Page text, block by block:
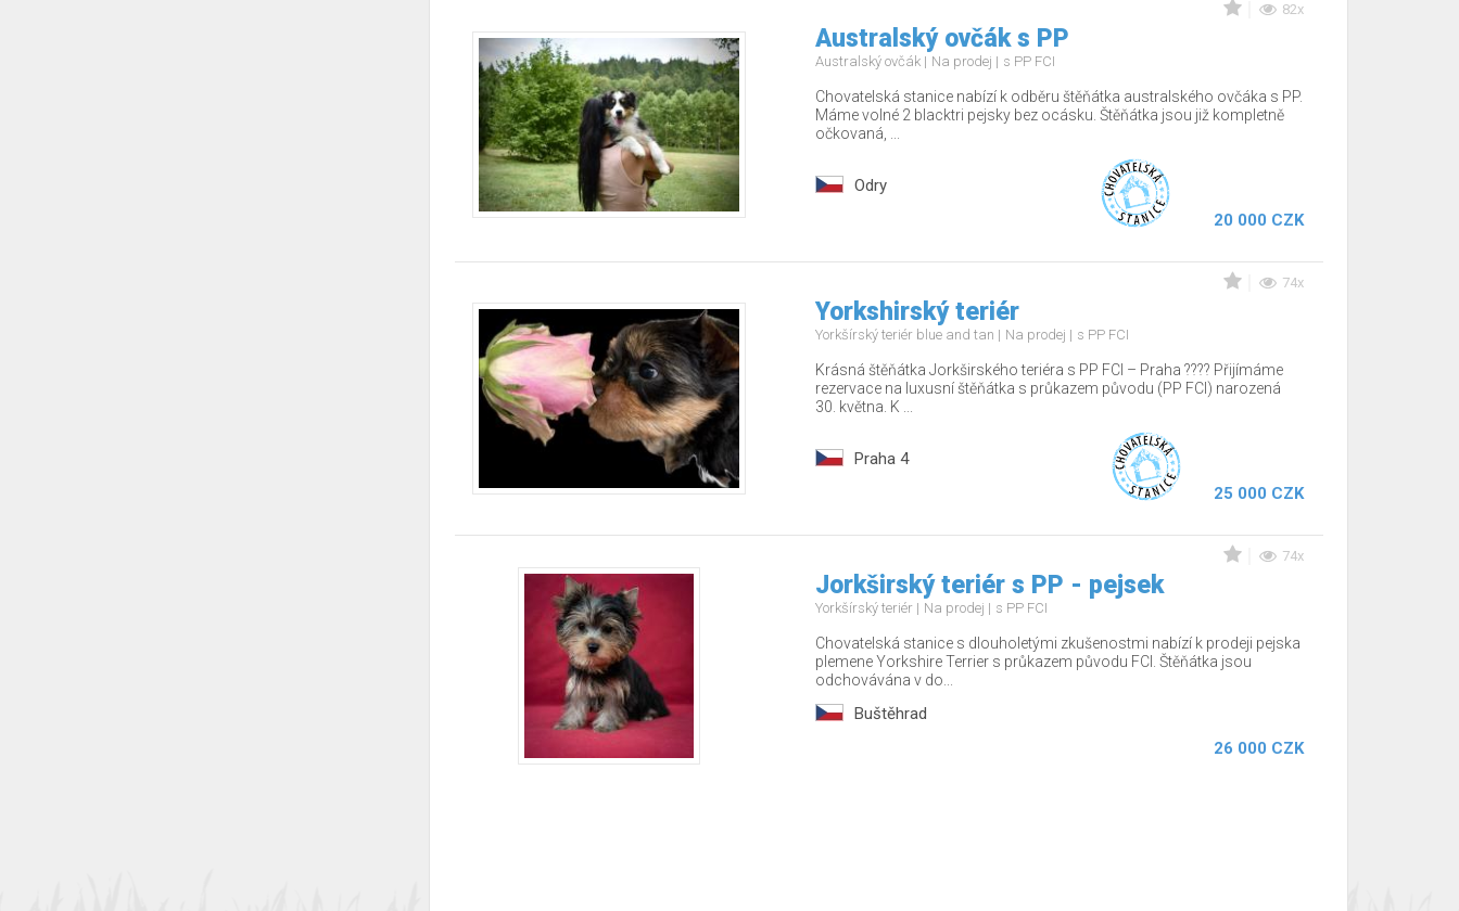
82x
Australský ovčák s PP
Australský ovčák Na prodej s PP FCI
Chovatelská stanice nabízí k odběru štěňátka australského ovčáka s PP.
Máme volné 2 blacktri pejsky bez ocásku. Štěňátka jsou již kompletně
očkovaná, ...
Odry
20 000 CZK
74x
Yorkshirský teriér
Yorkšírský teriér blue and tan Na prodej s PP FCI
Krásná štěňátka Jorkširského teriéra s PP FCI – Praha ???? Přijímáme
rezervace na luxusní štěňátka s průkazem původu (PP FCI) narozená
30. května. K ...
Praha 4
25 000 CZK
74x
Jorkširský teriér s PP - pejsek
Yorkšírský teriér Na prodej s PP FCI
Chovatelská stanice s dlouholetými zkušenostmi nabízí k prodeji pejska
plemene Yorkshire Terrier s průkazem původu FCI. Štěňátka jsou
odchovávána v do...
Buštěhrad
26 000 CZK